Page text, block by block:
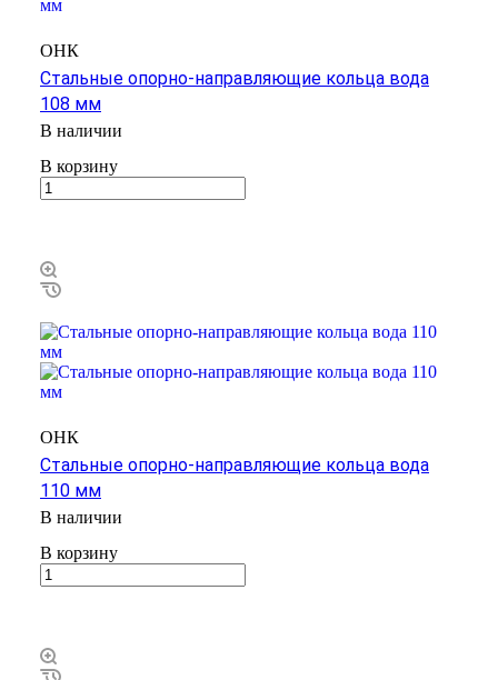
ОНК
Стальные опорно-направляющие кольца вода
108 мм
В наличии
В корзину
ОНК
Стальные опорно-направляющие кольца вода
110 мм
В наличии
В корзину